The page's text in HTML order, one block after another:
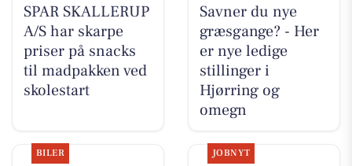
SPAR SKALLERUP
A/S har skarpe
priser på snacks
til madpakken ved
skolestart
Savner du nye
græsgange? - Her
er nye ledige
stillinger i
Hjørring og
omegn
BILER JOBNYT